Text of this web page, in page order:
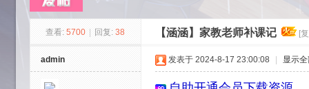
查看: 5700 回复: 38 【涵涵】家教老师补课记 [
admin 发表于 2024-8-17 23:00:08 显示